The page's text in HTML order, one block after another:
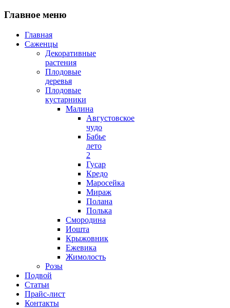
Главное меню
Главная
Саженцы
Декоративные
растения
Плодовые
деревья
Плодовые
кустарники
Малина
Августовское
чудо
Бабье
лето
2
Гусар
Кредо
Маросейка
Мираж
Полана
Полька
Смородина
Иошта
Крыжовник
Ежевика
Жимолость
Розы
Подвой
Статьи
Прайс-лист
Контакты